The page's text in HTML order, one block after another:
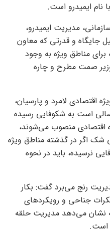
نام ایمیدرو است.
مدیریت ایمیدرو،
جایگاه و قدرتی که معاون
مناطق ویژه به وجود
وزیر صمت مطرح و چاره
اقتصادی لامرد و پارسیان،
سالی است به شکوفایی رسیده
اقتصادی منصوب می‌شوند،
شک اگر در گذشته مناطق ویژه
نرسیده، باید در نحوه
رنج می‌برد گفت: بکار
جناحی و رویکرد‌های
می‌دهد مدیریت حلقه
است.